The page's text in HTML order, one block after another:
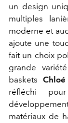
un design
multiples
moderne et
ajoute une
fait un choix
grande
basketsChloé
réfléchi
matériaux de